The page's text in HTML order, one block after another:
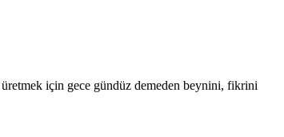
için gece gündüz demeden beynini, fikrini